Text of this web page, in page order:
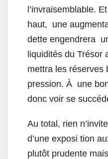
l’invraisemblable.
haut, une
dette engendrera
liquidités du Trésor
mettra les réserves
pression. À une
donc voir se
Au total, rien
d’une exposi tion
plutôt prudente